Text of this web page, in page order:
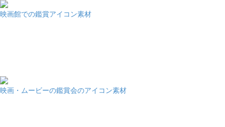
映画館での鑑賞アイコン素材
映画・ムービーの鑑賞会のアイコン素材